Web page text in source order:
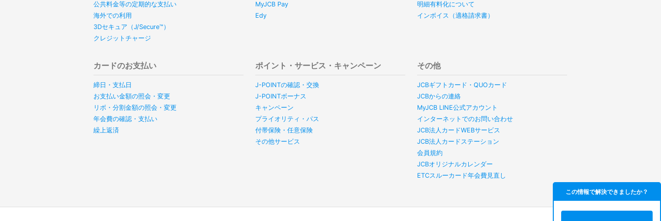
公共料金等の定期的な支払い
海外での利用
3Dセキュア（J/Secure™）
クレジットチャージ
MyJCB Pay
Edy
明細有料化について
インボイス（適格請求書）
カードのお支払い
締日・支払日
お支払い金額の照会・変更
リボ・分割金額の照会・変更
年会費の確認・支払い
繰上返済
ポイント・サービス・キャンペーン
J-POINTの確認・交換
J-POINTボーナス
キャンペーン
プライオリティ・パス
付帯保険・任意保険
その他サービス
その他
JCBギフトカード・QUOカード
JCBからの連絡
MyJCB LINE公式アカウント
インターネットでのお問い合わせ
JCB法人カードWEBサービス
JCB法人カードステーション
会員規約
JCBオリジナルカレンダー
ETCスルーカード年会費見直し
この情報で解決できましたか？